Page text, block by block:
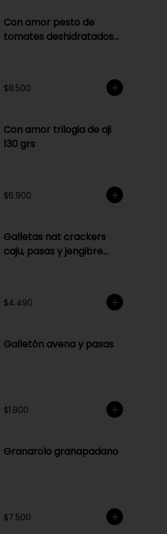
Con amor pesto de
tomates deshidratados
$8.500
Con amor trilogia de aji
130 grs
$6.900
Galletas nat crackers
caju, pasas y jengibre
$4.490
Galletón avena y pasas
$1.800
Granarolo granapadano
$7.500